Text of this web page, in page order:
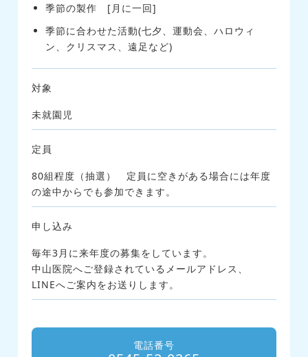
季節の製作 [月に一回]
季節に合わせた活動(七夕、運動会、ハロウィ
ン、クリスマス、遠足など)
対象
未就園児
定員
80組程度（抽選） 定員に空きがある場合には年度
の途中からでも参加できます。
申し込み
毎年3月に来年度の募集をしています。
中山医院へご登録されているメールアドレス、
LINEへご案内をお送りします。
電話番号